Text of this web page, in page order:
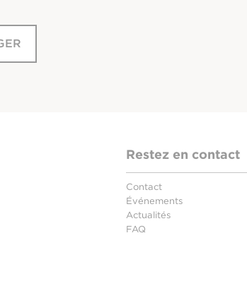
Restez en contact
Contact
Événements
Actualités
FAQ